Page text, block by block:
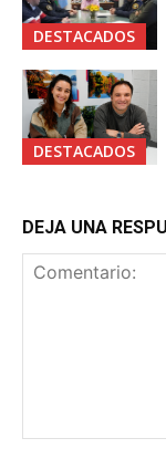
DESTACADOS
DESTACADOS
DEJA UNA